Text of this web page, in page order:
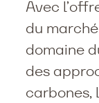
Avec
du
domaine
des
carbones,